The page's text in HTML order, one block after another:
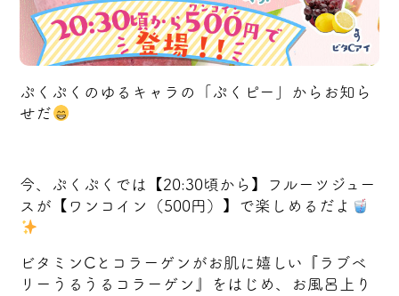
ぷくぷくのゆるキャラの「ぷくピー」からお知ら
せだ
今、ぷくぷくでは【20:30頃から】フルーツジュー
スが【ワンコイン（500円）】で楽しめるだよ
ビタミンCとコラーゲンがお肌に嬉しい『ラブベ
リーうるうるコラーゲン』をはじめ、お風呂上り